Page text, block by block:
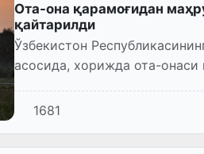
Ота-она қарамоғидан
қайтарилди
Ўзбекистон
асосида, хорижда ота-онаси
1681